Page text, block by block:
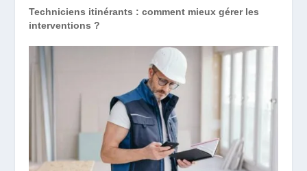
Techniciens itinérants : comment mieux gérer les
interventions ?